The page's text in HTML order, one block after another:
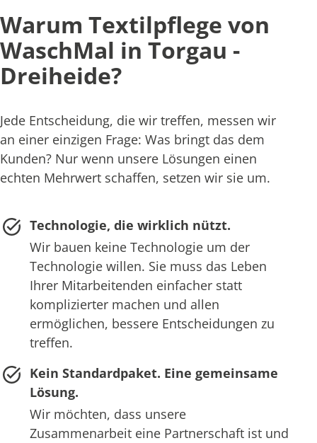
Warum Textilpflege von
WaschMal in Torgau -
Dreiheide?
Jede Entscheidung, die wir treffen, messen wir
an einer einzigen Frage: Was bringt das dem
Kunden? Nur wenn unsere Lösungen einen
echten Mehrwert schaffen, setzen wir sie um.
Technologie, die wirklich nützt.
Wir bauen keine Technologie um der
Technologie willen. Sie muss das Leben
Ihrer Mitarbeitenden einfacher statt
komplizierter machen und allen
ermöglichen, bessere Entscheidungen zu
treffen.
Kein Standardpaket. Eine gemeinsame
Lösung.
Wir möchten, dass unsere
Zusammenarbeit eine Partnerschaft ist und